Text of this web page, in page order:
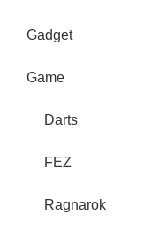
Gadget
Game
Darts
FEZ
Ragnarok